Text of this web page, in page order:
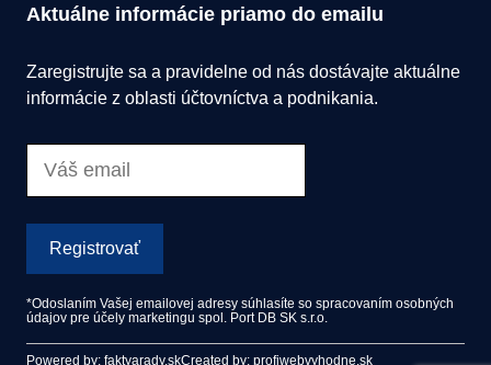
Aktuálne informácie priamo do emailu
Zaregistrujte sa a pravidelne od nás dostávajte aktuálne
informácie z oblasti účtovníctva a podnikania.
Registrovať
*Odoslaním Vašej emailovej adresy súhlasíte so spracovaním osobných
údajov pre účely marketingu spol. Port DB SK s.r.o.
Powered by: faktyarady.skCreated by: profiwebvyhodne.sk